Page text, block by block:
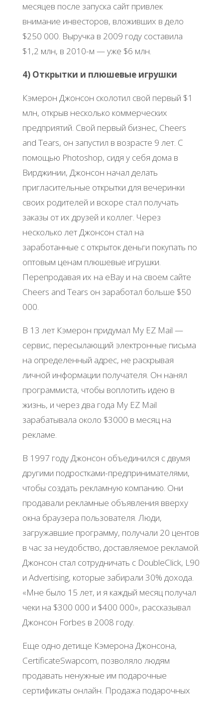
месяцев после запуска сайт привлек
внимание инвесторов, вложивших в дело
$250 000. Выручка в 2009 году составила
$1,2 млн, в 2010-м — уже $6 млн.
4) Открытки и плюшевые игрушки
Кэмерон Джонсон сколотил свой первый $1
млн, открыв несколько коммерческих
предприятий. Свой первый бизнес, Cheers
and Tears, он запустил в возрасте 9 лет. С
помощью Photoshop, сидя у себя дома в
Вирджинии, Джонсон начал делать
пригласительные открытки для вечеринки
своих родителей и вскоре стал получать
заказы от их друзей и коллег. Через
несколько лет Джонсон стал на
заработанные с открыток деньги покупать по
оптовым ценам плюшевые игрушки.
Перепродавая их на eBay и на своем сайте
Cheers and Tears он заработал больше $50
000.
В 13 лет Кэмерон придумал My EZ Mail —
сервис, пересылающий электронные письма
на определенный адрес, не раскрывая
личной информации получателя. Он нанял
программиста, чтобы воплотить идею в
жизнь, и через два года My EZ Mail
зарабатывала около $3000 в месяц на
рекламе.
В 1997 году Джонсон объединился с двумя
другими подростками-предпринимателями,
чтобы создать рекламную компанию. Они
продавали рекламные объявления вверху
окна браузера пользователя. Люди,
загружавшие программу, получали 20 центов
в час за неудобство, доставляемое рекламой.
Джонсон стал сотрудничать с DoubleClick, L90
и Advertising, которые забирали 30% дохода.
«Мне было 15 лет, и я каждый месяц получал
чеки на $300 000 и $400 000», рассказывал
Джонсон Forbes в 2008 году.
Еще одно детище Кэмерона Джонсона,
CertificateSwapcom, позволяло людям
продавать ненужные им подарочные
сертификаты онлайн. Продажа подарочных